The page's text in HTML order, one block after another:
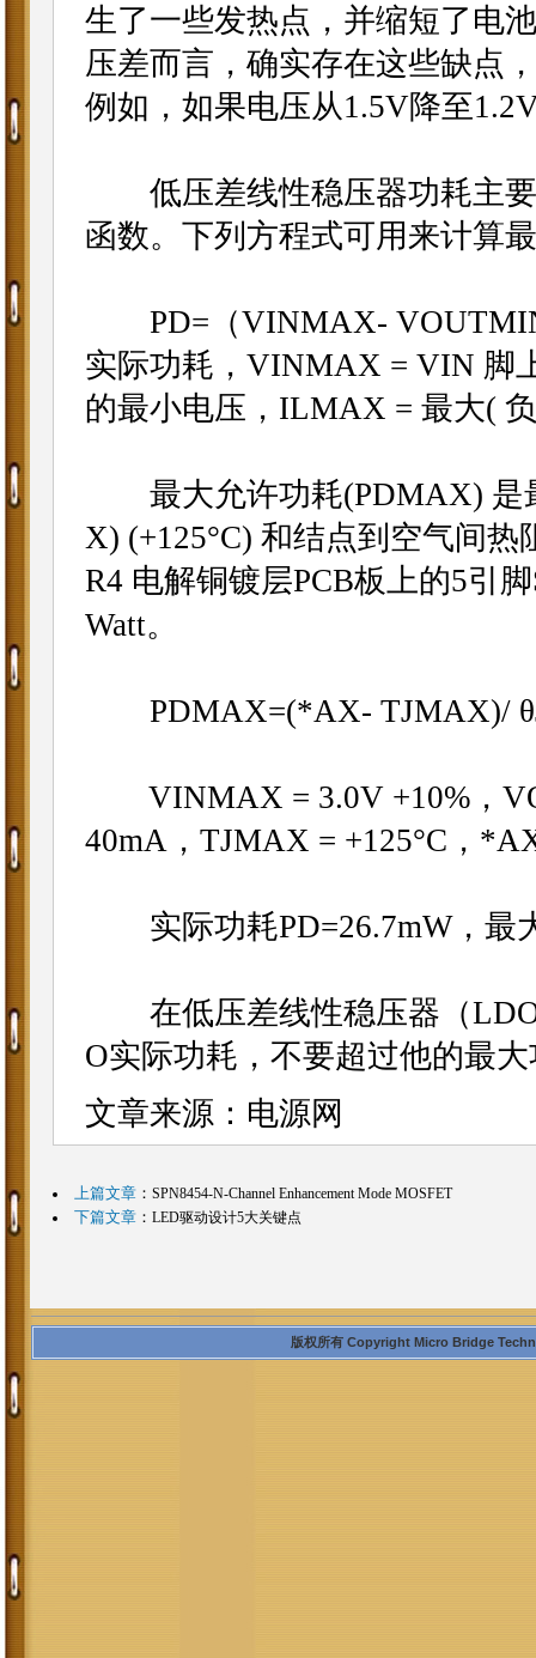
生了一些发热点，并缩短了电
压差而言，确实存在这些缺点
例如，如果电压从1.5V降至
低压差线性稳压器功耗主要
函数。下列方程式可用来计算
PD=（VINMAX- VOUTMIN
实际功耗，VINMAX = VIN 脚
的最小电压，ILMAX = 最大(
最大允许功耗(PDMAX) 是
X) (+125°C) 和结点到空气间
R4 电解铜镀层PCB板上的5引
Watt。
PDMAX=(*AX- TJMAX)/
VINMAX = 3.0V +10%，
40mA，TJMAX = +125°C，
实际功耗PD=26.7mW，最
在低压差线性稳压器（LDO
O实际功耗，不要超过他的最
文章来源：电源网
上篇文章： SPN8454-N-Channel Enhancement Mode MOSFET
下篇文章： LED驱动设计5大关键点
版权所有 Copyright Micro Bridge